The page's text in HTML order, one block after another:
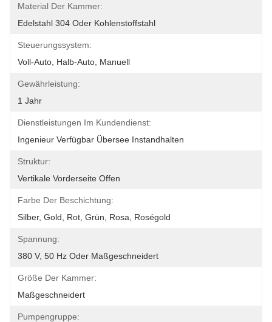
Material Der Kammer:
Edelstahl 304 Oder Kohlenstoffstahl
Steuerungssystem:
Voll-Auto, Halb-Auto, Manuell
Gewährleistung:
1 Jahr
Dienstleistungen Im Kundendienst:
Ingenieur Verfügbar Übersee Instandhalten
Struktur:
Vertikale Vorderseite Offen
Farbe Der Beschichtung:
Silber, Gold, Rot, Grün, Rosa, Roségold
Spannung:
380 V, 50 Hz Oder Maßgeschneidert
Größe Der Kammer:
Maßgeschneidert
Pumpengruppe: